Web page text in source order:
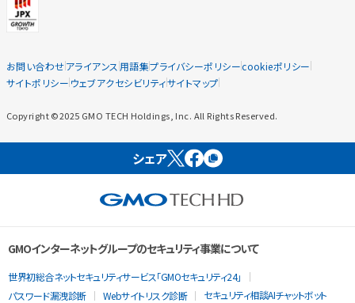
お問い合わせアライアンス 用語集プライバシーポリシーcookieポリシー
サイトポリシー ウェブアクセシビリティサイトマップ
Copyright ©2025 GMO TECH Holdings, Inc. All Rights Reserved.
シェア
GMOインターネットグループのセキュリティ事業について
世界初総合ネットセキュリティサービス「GMOセキュリティ24」
パスワード漏洩診断
Webサイトリスク診断 セキュリティ相談AIチャットボット